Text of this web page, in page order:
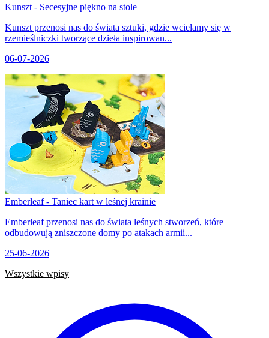
Kunszt - Secesyjne piękno na stole
Kunszt przenosi nas do świata sztuki, gdzie wcielamy się w
rzemieślniczki tworzące dzieła inspirowan...
06-07-2026
Emberleaf - Taniec kart w leśnej krainie
Emberleaf przenosi nas do świata leśnych stworzeń, które
odbudowują zniszczone domy po atakach armii...
25-06-2026
Wszystkie wpisy